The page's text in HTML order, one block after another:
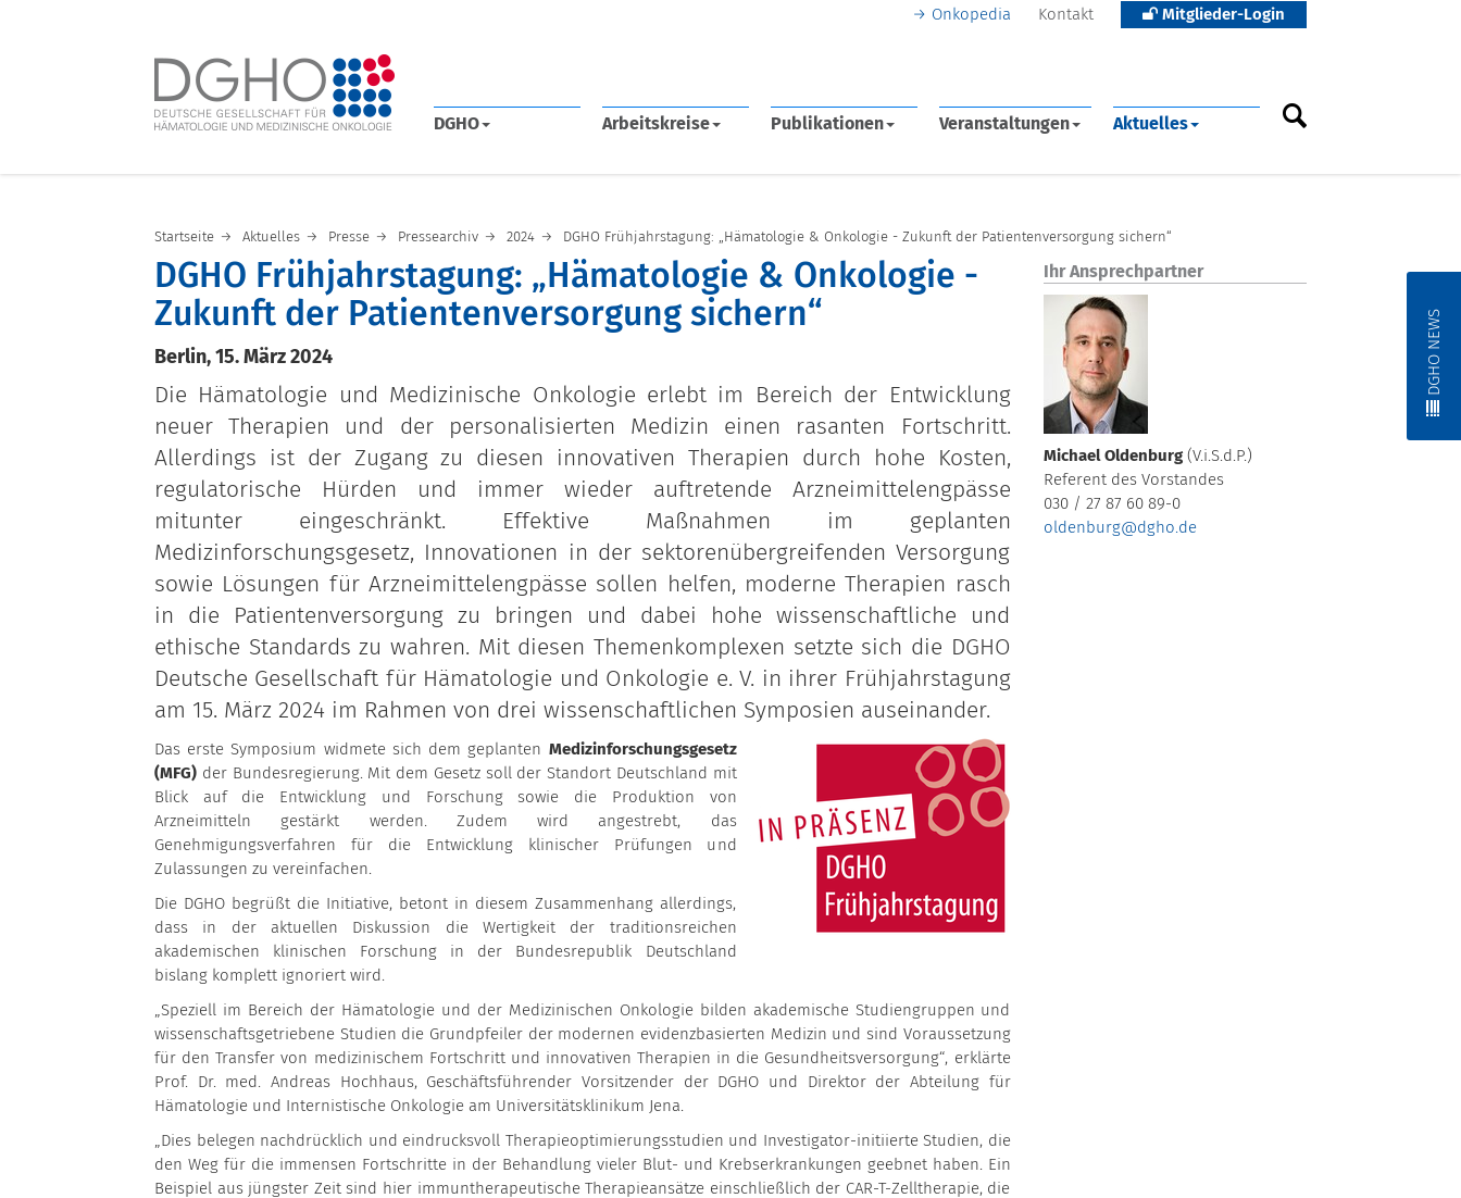
Onkopedia Kontakt Mitglieder-Login
DGHO Arbeitskreise Publikationen Veranstaltungen Aktuelles
DGHO NEWS
Startseite Aktuelles Presse Pressearchiv 2024 DGHO Frühjahrstagung: „Hämatologie & Onkologie - Zukunft der Patientenversorgung sichern“
DGHO Frühjahrstagung: „Hämatologie & Onkologie -
Zukunft der Patientenversorgung sichern“
Berlin, 15. März 2024
Die Hämatologie und Medizinische Onkologie erlebt im Bereich der Entwicklung
neuer Therapien und der personalisierten Medizin einen rasanten Fortschritt.
Allerdings ist der Zugang zu diesen innovativen Therapien durch hohe Kosten,
regulatorische Hürden und immer wieder auftretende Arzneimittelengpässe
mitunter eingeschränkt. Effektive Maßnahmen im geplanten
Medizinforschungsgesetz, Innovationen in der sektorenübergreifenden Versorgung
sowie Lösungen für Arzneimittelengpässe sollen helfen, moderne Therapien rasch
in die Patientenversorgung zu bringen und dabei hohe wissenschaftliche und
ethische Standards zu wahren. Mit diesen Themenkomplexen setzte sich die DGHO
Deutsche Gesellschaft für Hämatologie und Onkologie e. V. in ihrer Frühjahrstagung
am 15. März 2024 im Rahmen von drei wissenschaftlichen Symposien auseinander.
Das erste Symposium widmete sich dem geplanten Medizinforschungsgesetz
(MFG) der Bundesregierung. Mit dem Gesetz soll der Standort Deutschland mit
Blick auf die Entwicklung und Forschung sowie die Produktion von
Arzneimitteln gestärkt werden. Zudem wird angestrebt, das
Genehmigungsverfahren für die Entwicklung klinischer Prüfungen und
Zulassungen zu vereinfachen.
Die DGHO begrüßt die Initiative, betont in diesem Zusammenhang allerdings,
dass in der aktuellen Diskussion die Wertigkeit der traditionsreichen
akademischen klinischen Forschung in der Bundesrepublik Deutschland
bislang komplett ignoriert wird.
„Speziell im Bereich der Hämatologie und der Medizinischen Onkologie bilden akademische Studiengruppen und
wissenschaftsgetriebene Studien die Grundpfeiler der modernen evidenzbasierten Medizin und sind Voraussetzung
für den Transfer von medizinischem Fortschritt und innovativen Therapien in die Gesundheitsversorgung“, erklärte
Prof. Dr. med. Andreas Hochhaus, Geschäftsführender Vorsitzender der DGHO und Direktor der Abteilung für
Hämatologie und Internistische Onkologie am Universitätsklinikum Jena.
„Dies belegen nachdrücklich und eindrucksvoll Therapieoptimierungsstudien und Investigator-initiierte Studien, die
den Weg für die immensen Fortschritte in der Behandlung vieler Blut- und Krebserkrankungen geebnet haben. Ein
Beispiel aus jüngster Zeit sind hier immuntherapeutische Therapieansätze einschließlich der CAR-T-Zelltherapie, die
Ihr Ansprechpartner
Michael Oldenburg (V.i.S.d.P.)
Referent des Vorstandes
030 / 27 87 60 89-0
oldenburg@dgho.de